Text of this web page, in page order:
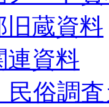
旧蔵資料
連資料
俗調査